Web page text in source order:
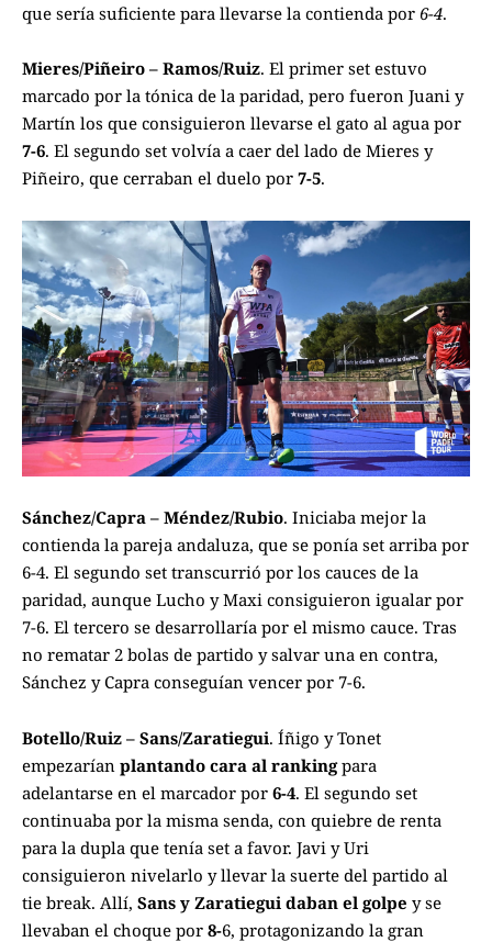
que sería suficiente para llevarse la contienda por 6-4.
Mieres/Piñeiro – Ramos/Ruiz. El primer set estuvo
marcado por la tónica de la paridad, pero fueron Juani y
Martín los que consiguieron llevarse el gato al agua por
7-6. El segundo set volvía a caer del lado de Mieres y
Piñeiro, que cerraban el duelo por 7-5.
Sánchez/Capra – Méndez/Rubio. Iniciaba mejor la
contienda la pareja andaluza, que se ponía set arriba por
6-4. El segundo set transcurrió por los cauces de la
paridad, aunque Lucho y Maxi consiguieron igualar por
7-6. El tercero se desarrollaría por el mismo cauce. Tras
no rematar 2 bolas de partido y salvar una en contra,
Sánchez y Capra conseguían vencer por 7-6.
Botello/Ruiz – Sans/Zaratiegui. Íñigo y Tonet
empezarían plantando cara al rankingpara
adelantarse en el marcador por 6-4. El segundo set
continuaba por la misma senda, con quiebre de renta
para la dupla que tenía set a favor. Javi y Uri
consiguieron nivelarlo y llevar la suerte del partido al
tie break. Allí, Sans y Zaratiegui daban el golpe y se
llevaban el choque por 8-6, protagonizando la gran